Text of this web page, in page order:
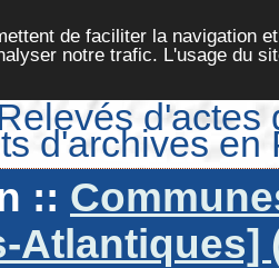
de faciliter la navigation
notre trafic. L'usage du
d'actes
d'archives en
::
Atlantiques]